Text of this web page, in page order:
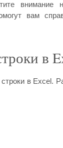
внимание
вам
в
в Excel.